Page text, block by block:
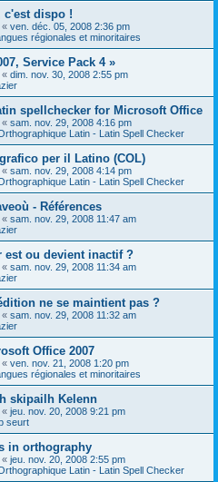
c'est dispo !
« ven. déc. 05, 2008 2:36 pm
régionales et minoritaires
Service Pack 4 »
« dim. nov. 30, 2008 2:55 pm
spellchecker for Microsoft Office
« sam. nov. 29, 2008 4:16 pm
Latin - Latin Spell Checker
per il Latino (COL)
« sam. nov. 29, 2008 4:14 pm
Latin - Latin Spell Checker
- Références
« sam. nov. 29, 2008 11:47 am
est ou devient inactif ?
« sam. nov. 29, 2008 11:34 am
ne se maintient pas ?
« sam. nov. 29, 2008 11:32 am
Office 2007
« ven. nov. 21, 2008 1:20 pm
régionales et minoritaires
skipailh Kelenn
« jeu. nov. 20, 2008 9:21 pm
seurt
in orthography
« jeu. nov. 20, 2008 2:55 pm
Latin - Latin Spell Checker